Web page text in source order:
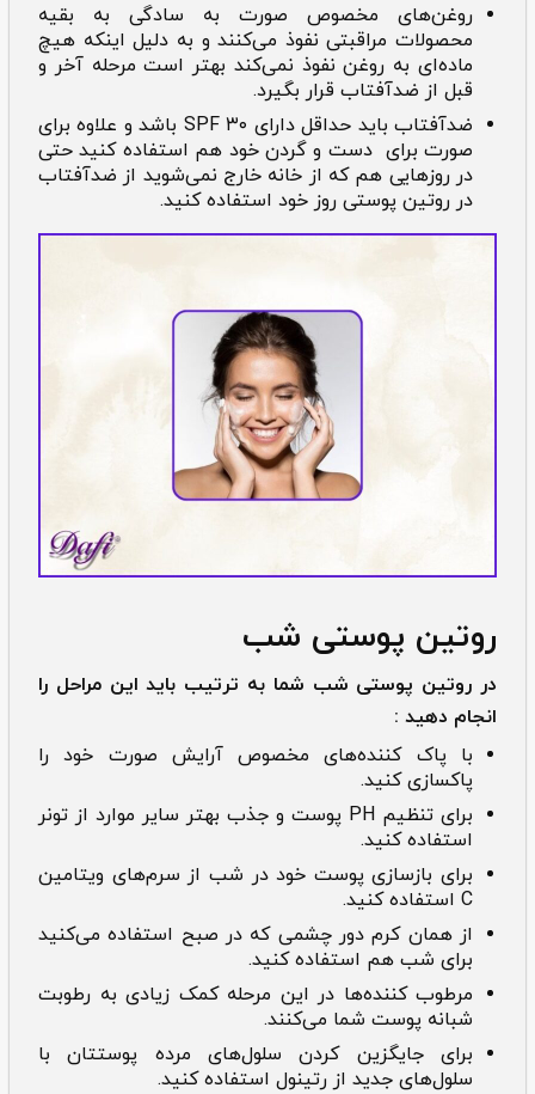
روغن‌های مخصوص صورت به سادگی به بقیه
محصولات مراقبتی نفوذ می‌کنند و به دلیل اینکه هیچ
ماده‌ای به روغن نفوذ نمی‌کند بهتر است مرحله آخر و
قبل از ضد‌آفتاب قرار بگیرد.
ضدآفتاب باید حداقل دارای SPF ۳۰ باشد و علاوه برای
صورت برای دست و گردن خود هم استفاده کنید حتی
در روز‌هایی هم که از خانه خارج نمی‌شوید از ضد‌آفتاب
در روتین پوستی روز خود استفاده کنید.
روتین پوستی شب
در روتین پوستی شب شما به ترتیب باید این مراحل را
انجام دهید :
با پاک کننده‌های مخصوص آرایش صورت خود را
پاکسازی کنید.
برای تنظیم PH پوست و جذب بهتر سایر موارد از تونر
استفاده کنید.
برای بازسازی پوست خود در شب از سرم‌‌های ویتامین
C استفاده کنید.
از همان کرم دور چشمی که در صبح استفاده می‌کنید
برای شب هم استفاده کنید.
مرطوب کننده‌‌ها در این مرحله کمک زیادی به رطوبت
شبانه پوست شما می‌کنند.
برای جایگزین کردن سلول‌های مرده پوستتان با
سلول‌های جدید از رتینول استفاده کنید.